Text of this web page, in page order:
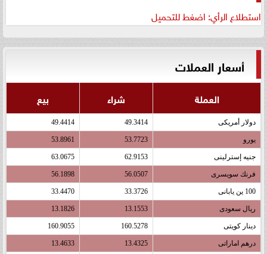
استطلاع الرأي: اضغط للتحميل
أسعار العملات
العملة شراء بيع
دولار أمريكى 49.3414
49.4414
يورو 53.7723
53.8961
جنيه إسترلينى 62.9153
63.0675
فرنك سويسرى 56.0507
56.1898
100 ين يابانى 33.3726
33.4470
ريال سعودى 13.1553
13.1826
دينار كويتى 160.5278
160.9055
درهم اماراتى 13.4325
13.4633